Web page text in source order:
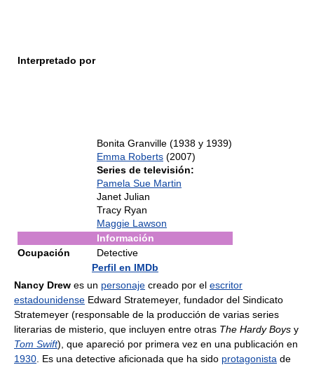
Interpretado por
Bonita Granville (1938 y 1939)
Emma Roberts (2007)
Series de televisión:
Pamela Sue Martin
Janet Julian
Tracy Ryan
Maggie Lawson
Información
Ocupación
Detective
Perfil en IMDb
Nancy Drew es un personaje creado por el escritor
estadounidense Edward Stratemeyer, fundador del Sindicato
Stratemeyer (responsable de la producción de varias series
literarias de misterio, que incluyen entre otras The Hardy Boys y
Tom Swift), que apareció por primera vez en una publicación en
1930 . Es una detective aficionada que ha sido protagonista de